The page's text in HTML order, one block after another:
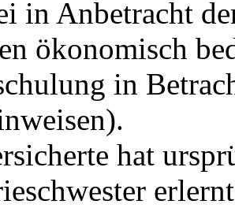
in Anbetracht
ökonomisch
in
hat